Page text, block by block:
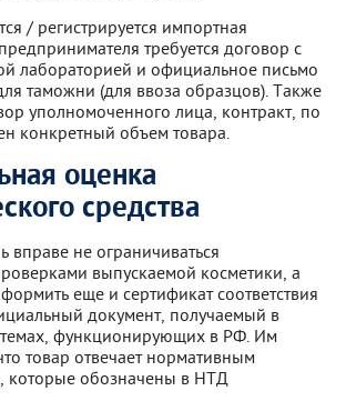
/ регистрируется импортная
требуется договор с
лабораторией и официальное письмо
таможни (для ввоза образцов). Также
уполномоченного лица, контракт, по
конкретный объем товара.
оценка
средства
вправе не ограничиваться
выпускаемой косметики, а
еще и сертификат соответствия
документ, получаемый в
функционирующих в РФ. Им
товар отвечает нормативным
которые обозначены в НТД